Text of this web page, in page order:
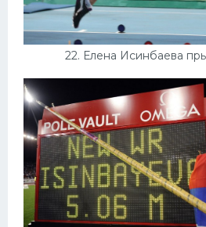
22. Елена Исинбаева